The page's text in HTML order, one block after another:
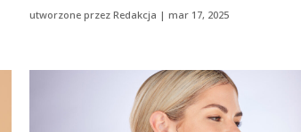
utworzone przezRedakcja |mar 17, 2025